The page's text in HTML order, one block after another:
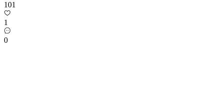
101
1
0